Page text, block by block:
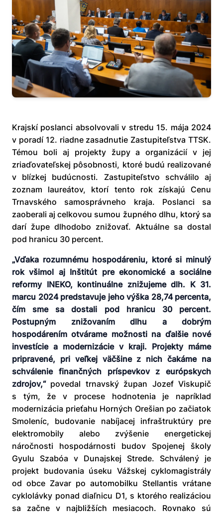
Krajskí poslanci absolvovali v stredu 15. mája 2024
v poradí 12. riadne zasadnutie Zastupiteľstva TTSK.
Témou boli aj projekty župy a organizácií v jej
zriaďovateľskej pôsobnosti, ktoré budú realizované
v blízkej budúcnosti. Zastupiteľstvo schválilo aj
zoznam laureátov, ktorí tento rok získajú Cenu
Trnavského samosprávneho kraja. Poslanci sa
zaoberali aj celkovou sumou župného dlhu, ktorý sa
darí župe dlhodobo znižovať. Aktuálne sa dostal
pod hranicu 30 percent.
„Vďaka rozumnému hospodáreniu, ktoré si minulý
rok všimol aj Inštitút pre ekonomické a sociálne
reformy INEKO, kontinuálne znižujeme dlh. K 31.
marcu 2024 predstavuje jeho výška 28,74 percenta,
čím sme sa dostali pod hranicu 30 percent.
Postupným znižovaním dlhu a dobrým
hospodárením otvárame možnosti na ďalšie nové
investície a modernizácie v kraji. Projekty máme
pripravené, pri veľkej väčšine z nich čakáme na
schválenie finančných príspevkov z európskych
zdrojov,“ povedal trnavský župan Jozef Viskupič
s tým, že v procese hodnotenia je napríklad
modernizácia prieťahu Horných Orešian po začiatok
Smoleníc, budovanie nabíjacej infraštruktúry pre
elektromobily alebo zvýšenie energetickej
náročnosti hospodárnosti budov Spojenej školy
Gyulu Szabóa v Dunajskej Strede. Schválený je
projekt budovania úseku Vážskej cyklomagistrály
od obce Zavar po automobilku Stellantis vrátane
cyklolávky ponad diaľnicu D1, s ktorého realizáciou
sa začne v najbližších mesiacoch. Rovnako sú